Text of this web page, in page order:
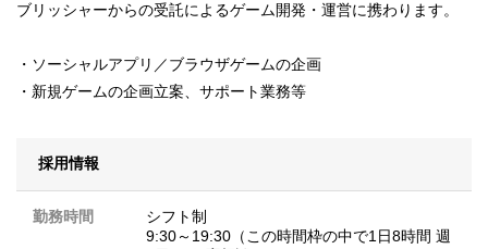
ブリッシャーからの受託によるゲーム開発・運営に携わります。
・ソーシャルアプリ／ブラウザゲームの企画
・新規ゲームの企画立案、サポート業務等
採用情報
勤務時間
シフト制
9:30～19:30（この時間枠の中で1日8時間 週